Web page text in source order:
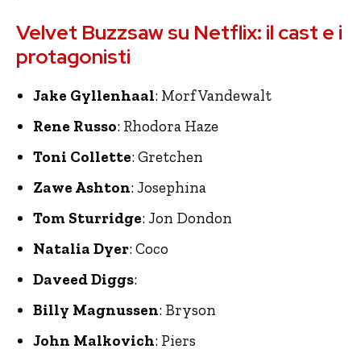
Velvet Buzzsaw su Netflix: il cast e i
protagonisti
Jake Gyllenhaal: Morf Vandewalt
Rene Russo: Rhodora Haze
Toni Collette: Gretchen
Zawe Ashton: Josephina
Tom Sturridge: Jon Dondon
Natalia Dyer: Coco
Daveed Diggs:
Billy Magnussen: Bryson
John Malkovich: Piers